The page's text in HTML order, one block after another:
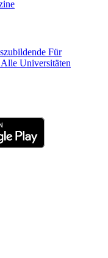
Für
Alle Universitäten